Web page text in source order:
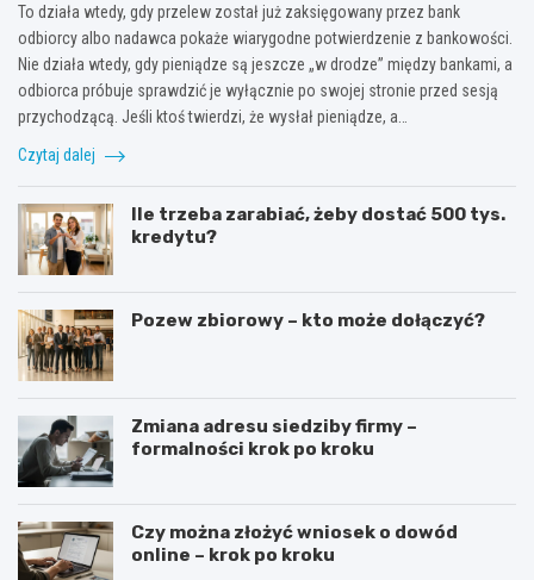
To działa wtedy, gdy przelew został już zaksięgowany przez bank
odbiorcy albo nadawca pokaże wiarygodne potwierdzenie z bankowości.
Nie działa wtedy, gdy pieniądze są jeszcze „w drodze” między bankami, a
odbiorca próbuje sprawdzić je wyłącznie po swojej stronie przed sesją
przychodzącą. Jeśli ktoś twierdzi, że wysłał pieniądze, a…
Czytaj dalej
Ile trzeba zarabiać, żeby dostać 500 tys.
kredytu?
Pozew zbiorowy – kto może dołączyć?
Zmiana adresu siedziby firmy –
formalności krok po kroku
Czy można złożyć wniosek o dowód
online – krok po kroku